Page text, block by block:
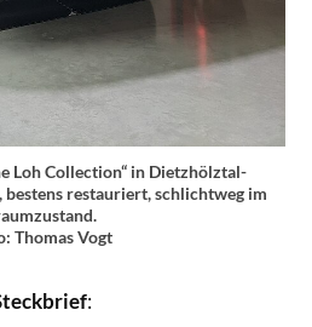
Loh Collection“ in Dietzhölztal-
bestens restauriert, schlichtweg im
Thomas Vogt
: